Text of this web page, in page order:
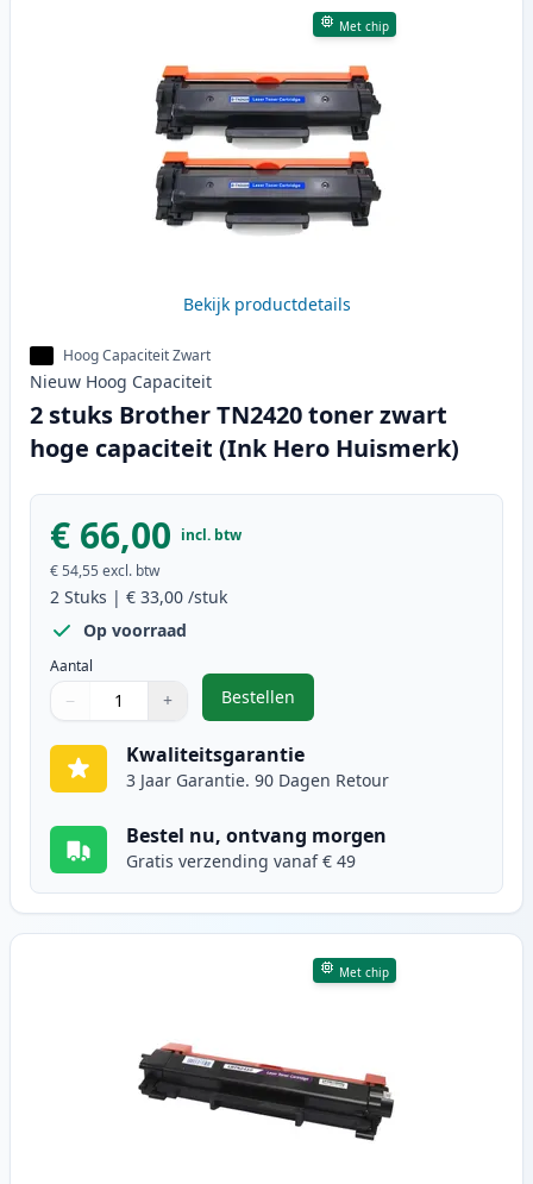
Met chip
Bekijk productdetails
Hoog Capaciteit Zwart
Nieuw Hoog Capaciteit
2 stuks Brother TN2420 toner zwart
hoge capaciteit (Ink Hero Huismerk)
€ 66,00 incl. btw
€ 54,55 excl. btw
2 Stuks | € 33,00 /stuk
Op voorraad
Aantal
Gebruik de knoppen om aan te passen
− +
1
Bestellen
,2 stuks Brother TN2420 toner
Kwaliteitsgarantie
3 Jaar Garantie. 90 Dagen Retour
Bestel nu, ontvang morgen
Gratis verzending vanaf € 49
Met chip